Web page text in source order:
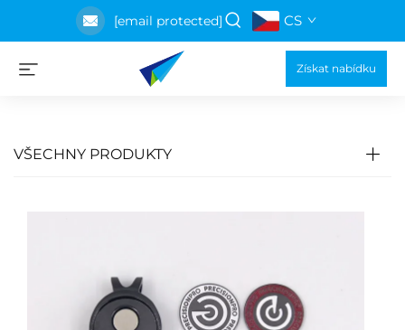
[email protected] CS
Získat nabídku
VŠECHNY PRODUKTY